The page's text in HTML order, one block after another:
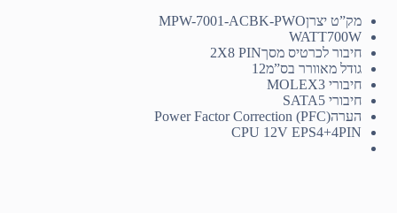
מק”ט יצרןMPW-7001-ACBK-PWO
WATT700W
חיבור לכרטיס מסך2X8 PIN
גודל מאוורר בס”מ12
חיבורי MOLEX 3
חיבורי SATA 5
הערהPower Factor Correction (PFC)
CPU 12V EPS4+4PIN